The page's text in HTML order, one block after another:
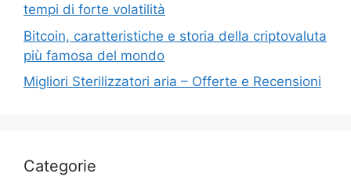
tempi di forte volatilità
Bitcoin, caratteristiche e storia della criptovaluta
più famosa del mondo
Migliori Sterilizzatori aria – Offerte e Recensioni
Categorie